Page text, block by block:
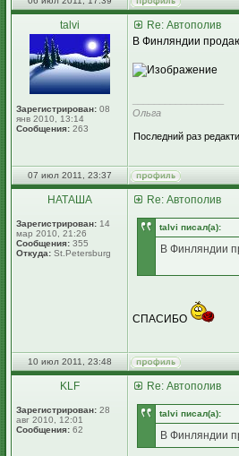
talvi
Зарегистрирован: 08
янв 2010, 13:14
Сообщения: 263
Re: Автополив
В Финляндии
Ольга
Последний раз
07 июл 2011, 23:37
НАТАША
Зарегистрирован: 14
мар 2010, 21:26
Сообщения: 355
Откуда: St.Petersburg
Re: Автополив
talvi писал(а):
В Финляндии
СПАСИБО
10 июл 2011, 23:48
KLF
Зарегистрирован: 28
авг 2010, 12:01
Сообщения: 62
Re: Автополив
talvi писал(а):
В Финляндии